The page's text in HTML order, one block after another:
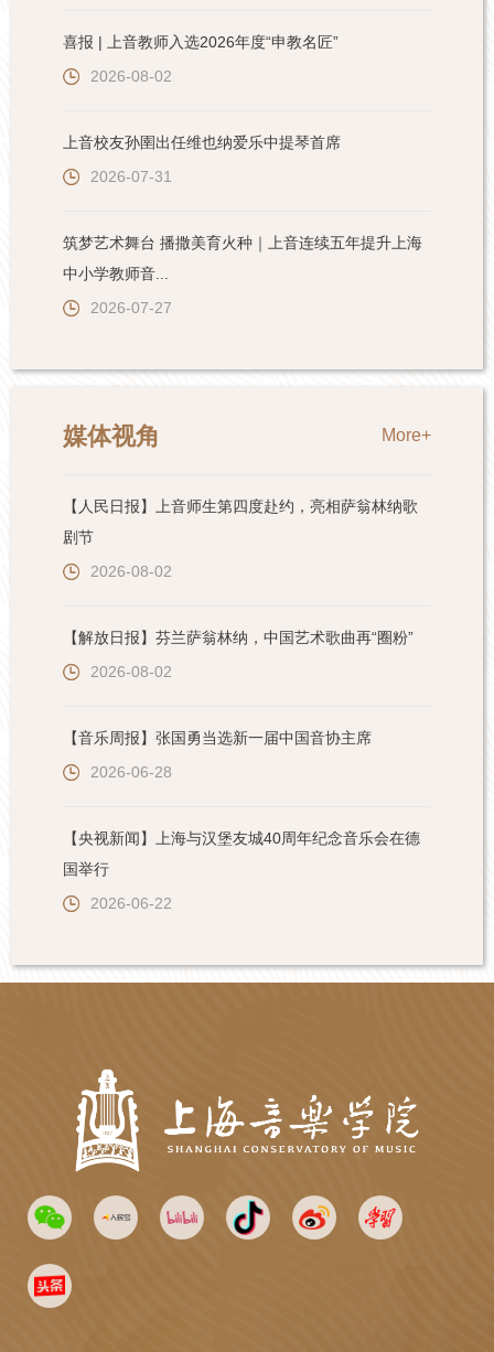
喜报 | 上音教师入选2026年度“申教名匠”
2026-08-02
上音校友孙圉出任维也纳爱乐中提琴首席
2026-07-31
筑梦艺术舞台 播撒美育火种｜上音连续五年提升上海
中小学教师音...
2026-07-27
媒体视角 More+
【人民日报】上音师生第四度赴约，亮相萨翁林纳歌
剧节
2026-08-02
【解放日报】芬兰萨翁林纳，中国艺术歌曲再“圈粉”
2026-08-02
【音乐周报】张国勇当选新一届中国音协主席
2026-06-28
【央视新闻】上海与汉堡友城40周年纪念音乐会在德
国举行
2026-06-22